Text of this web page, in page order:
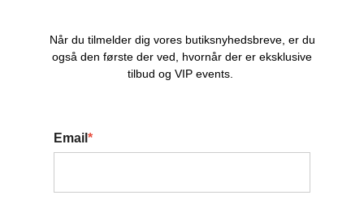
Når du tilmelder dig vores butiksnyhedsbreve, er du
også den første der ved, hvornår der er eksklusive
tilbud og VIP events.
Email *